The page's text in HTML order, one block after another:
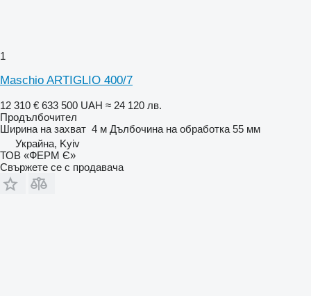
1
Maschio ARTIGLIO 400/7
12 310 € 633 500 UAH ≈ 24 120 лв.
Продълбочител
Ширина на захват 4 м Дълбочина на обработка 55 мм
Украйна, Kyiv
ТОВ «ФЕРМ Є»
Свържете се с продавача